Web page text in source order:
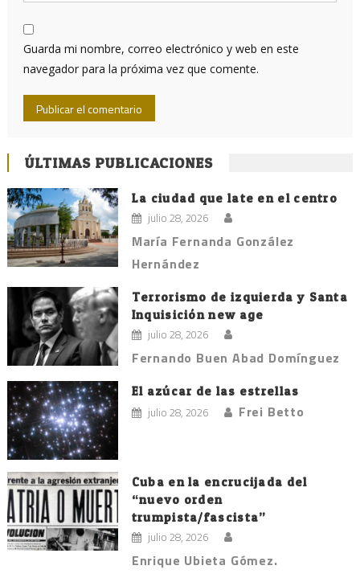
Guarda mi nombre, correo electrónico y web en este
navegador para la próxima vez que comente.
ÚLTIMAS PUBLICACIONES
La ciudad que late en el centro
julio 28, 2026
María Fernanda González
Hernández
Terrorismo de izquierda y Santa
Inquisición new age
julio 28, 2026
Fernando Buen Abad Domínguez
El azúcar de las estrellas
julio 28, 2026 Frei Betto
Cuba en la encrucijada del
“nuevo orden
trumpista/fascista”
julio 28, 2026
Enrique Ubieta Gómez.